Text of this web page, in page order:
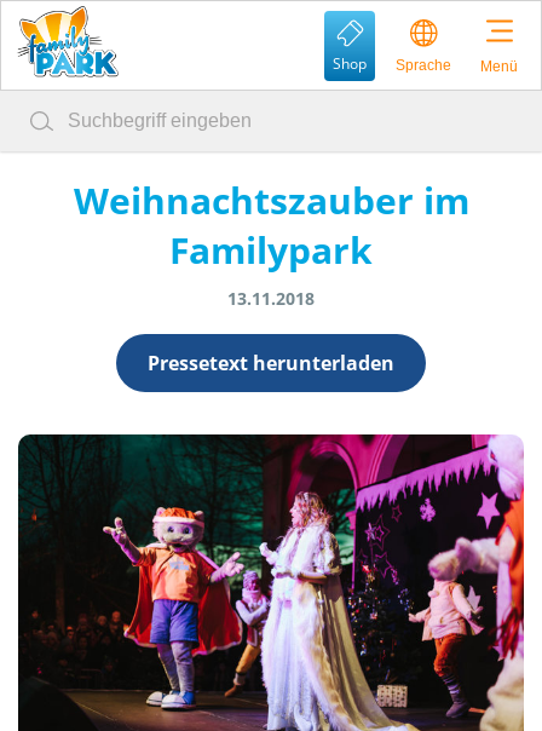
Shop Sprache Menü
Weihnachtszauber im
Familypark
13.11.2018
Pressetext herunterladen